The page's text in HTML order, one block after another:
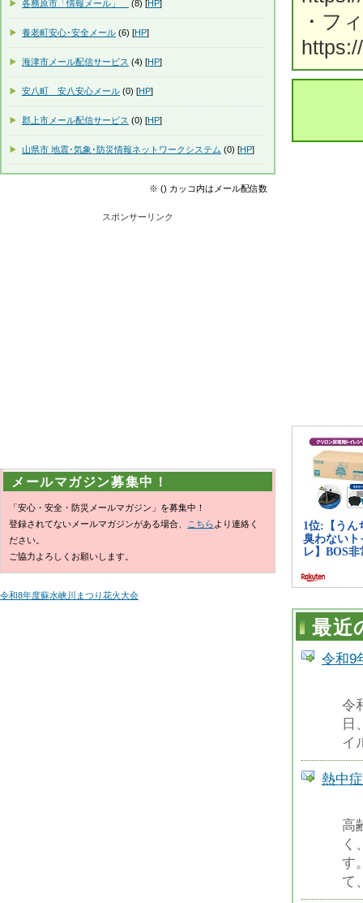
・フ
最近
令和9
令
日
イ
熱中
高
く
す
て
各務原市「情報メール」 (8) [HP]
養老町安心･安全メール (6) [HP]
海津市メール配信サービス (4) [HP]
安八町 安八安心メール (0) [HP]
郡上市メール配信サービス (0) [HP]
山県市 地震･気象･防災情報ネットワークシステム (0) [HP]
※ () カッコ内はメール配信数
スポンサーリンク
メールマガジン募集中！
「安心・安全・防災メールマガジン」を募集中！
登録されてないメールマガジンがある場合、
こちら より連絡く
ださい。
ご協力よろしくお願いします。
令和8年度蘇水峡川まつり花火大会